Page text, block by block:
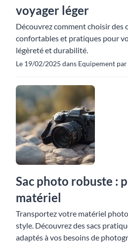
voyager léger
Découvrez comment choisir des
confortables et pratiques pour
légèreté et durabilité.
Le 19/02/2025 dans Equipement par
Sac photo robuste :
matériel
Transportez votre matériel
style. Découvrez des sacs
adaptés à vos besoins de